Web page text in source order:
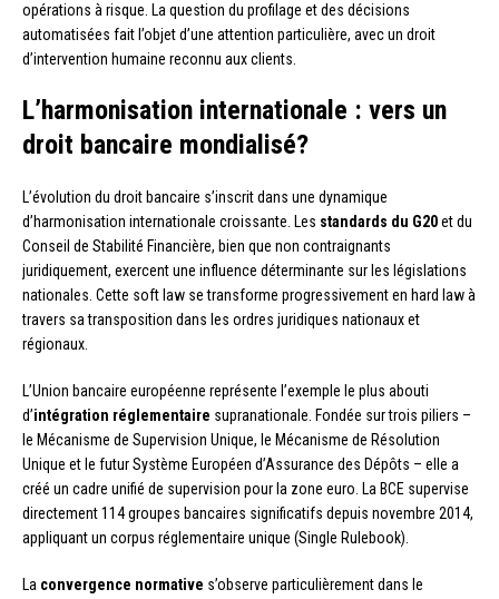
opérations à risque. La question du profilage et des décisions
automatisées fait l’objet d’une attention particulière, avec un droit
d’intervention humaine reconnu aux clients.
L’harmonisation internationale : vers un
droit bancaire mondialisé?
L’évolution du droit bancaire s’inscrit dans une dynamique
d’harmonisation internationale croissante. Les standards du G20et du
Conseil de Stabilité Financière, bien que non contraignants
juridiquement, exercent une influence déterminante sur les législations
nationales. Cette soft law se transforme progressivement en hard law à
travers sa transposition dans les ordres juridiques nationaux et
régionaux.
L’Union bancaire européenne représente l’exemple le plus abouti
d’intégration réglementaire supranationale. Fondée sur trois piliers –
le Mécanisme de Supervision Unique, le Mécanisme de Résolution
Unique et le futur Système Européen d’Assurance des Dépôts – elle a
créé un cadre unifié de supervision pour la zone euro. La BCE supervise
directement 114 groupes bancaires significatifs depuis novembre 2014,
appliquant un corpus réglementaire unique (Single Rulebook).
La convergence normative s’observe particulièrement dans le